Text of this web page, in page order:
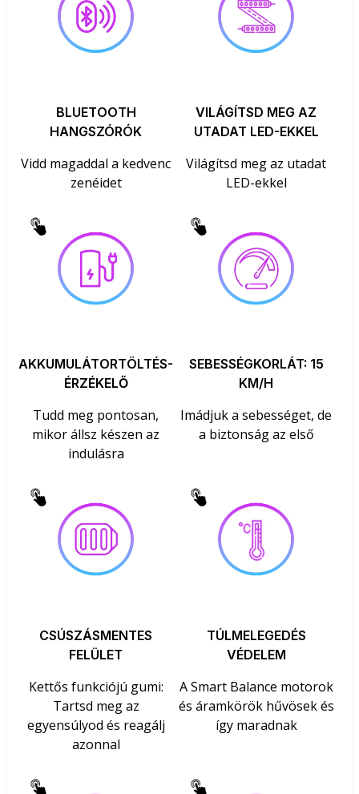
BLUETOOTH
HANGSZÓRÓK
Vidd magaddal a kedvenc
zenéidet
VILÁGÍTSD MEG AZ
UTADAT LED-EKKEL
Világítsd meg az utadat
LED-ekkel
AKKUMULÁTORTÖLTÉS-
ÉRZÉKELŐ
Tudd meg pontosan,
mikor állsz készen az
indulásra
SEBESSÉGKORLÁT: 15
KM/H
Imádjuk a sebességet, de
a biztonság az első
CSÚSZÁSMENTES
FELÜLET
Kettős funkciójú gumi:
Tartsd meg az
egyensúlyod és reagálj
azonnal
TÚLMELEGEDÉS
VÉDELEM
A Smart Balance motorok
és áramkörök hűvösek és
így maradnak